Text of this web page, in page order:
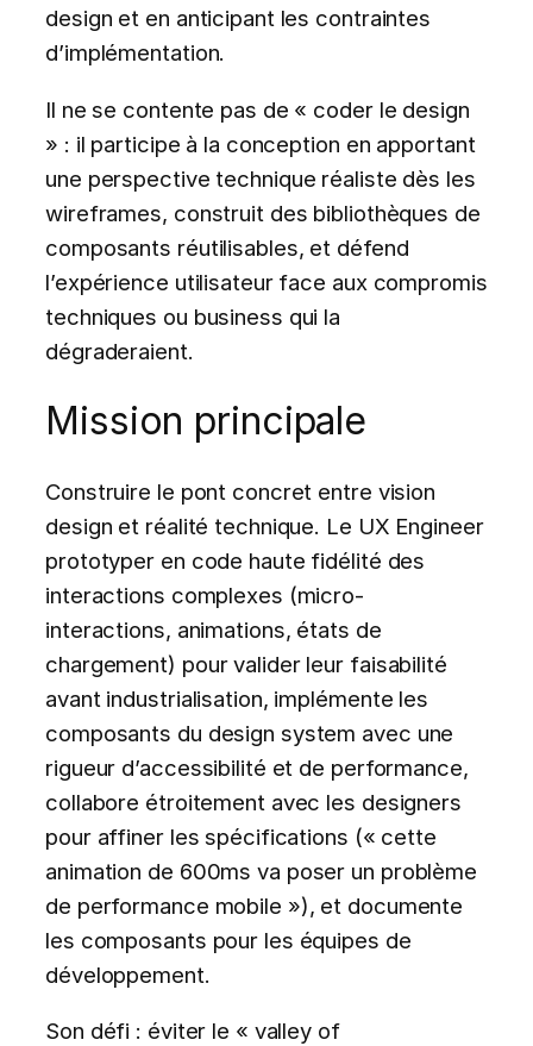
design et en anticipant les contraintes
d’implémentation.
Il ne se contente pas de « coder le design
» : il participe à la conception en apportant
une perspective technique réaliste dès les
wireframes, construit des bibliothèques de
composants réutilisables, et défend
l’expérience utilisateur face aux compromis
techniques ou business qui la
dégraderaient.
Mission principale
Construire le pont concret entre vision
design et réalité technique. Le UX Engineer
prototyper en code haute fidélité des
interactions complexes (micro-
interactions, animations, états de
chargement) pour valider leur faisabilité
avant industrialisation, implémente les
composants du design system avec une
rigueur d’accessibilité et de performance,
collabore étroitement avec les designers
pour affiner les spécifications (« cette
animation de 600ms va poser un problème
de performance mobile »), et documente
les composants pour les équipes de
développement.
Son défi : éviter le « valley of